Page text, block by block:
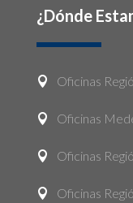
¿Dónde
 Oficinas
 Oficinas
 Oficinas
 Oficinas